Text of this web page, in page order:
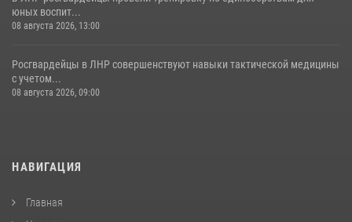
юных воспит...
08 августа 2026, 13:00
Росгвардейцы в ЛНР совершенствуют навыки тактической медицины
с учетом...
08 августа 2026, 09:00
НАВИГАЦИЯ
Главная